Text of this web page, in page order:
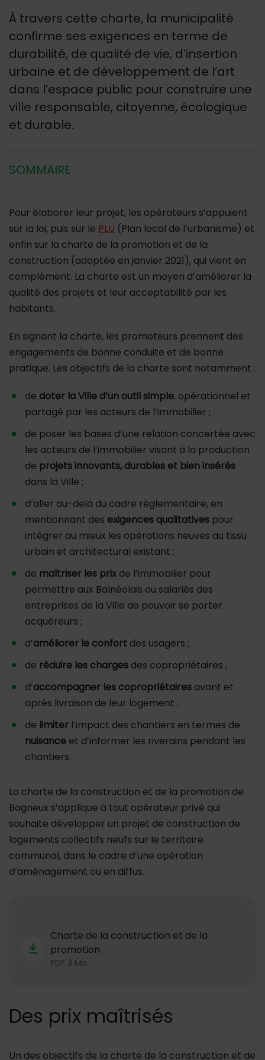
À travers cette charte, la municipalité
confirme ses exigences en terme de
durabilité, de qualité de vie, d’insertion
urbaine et de développement de l’art
dans l’espace public pour construire une
ville responsable, citoyenne, écologique
et durable.
SOMMAIRE
Pour élaborer leur projet, les opérateurs s’appuient
sur la loi, puis sur le PLU (Plan local de l’urbanisme) et
enfin sur la charte de la promotion et de la
construction (adoptée en janvier 2021), qui vient en
complément. La charte est un moyen d’améliorer la
qualité des projets et leur acceptabilité par les
habitants.
En signant la charte, les promoteurs prennent des
engagements de bonne conduite et de bonne
pratique. Les objectifs de la charte sont notamment :
de doter la Ville d’un outil simple, opérationnel et
partagé par les acteurs de l’immobilier ;
de poser les bases d’une relation concertée avec
les acteurs de l’immobilier visant à la production
de projets innovants, durables et bien insérés
dans la Ville ;
d’aller au-delà du cadre réglementaire, en
mentionnant des exigences qualitatives pour
intégrer au mieux les opérations neuves au tissu
urbain et architectural existant ;
de maîtriser les prix de l’immobilier pour
permettre aux Balnéolais ou salariés des
entreprises de la Ville de pouvoir se porter
acquéreurs ;
d’améliorer le confort des usagers ;
de réduire les charges des copropriétaires ;
d’accompagner les copropriétaires avant et
après livraison de leur logement ;
de limiter l’impact des chantiers en termes de
nuisance et d’informer les riverains pendant les
chantiers.
La charte de la construction et de la promotion de
Bagneux s’applique à tout opérateur privé qui
souhaite développer un projet de construction de
logements collectifs neufs sur le territoire
communal, dans le cadre d’une opération
d’aménagement ou en diffus.
Charte de la construction et de la
promotion
PDF 3 Mo
Des prix maîtrisés
Un des objectifs de la charte de la construction et de